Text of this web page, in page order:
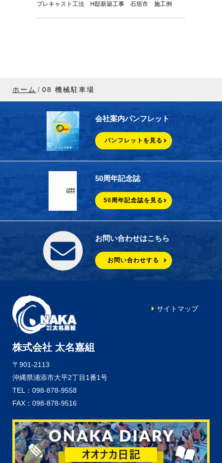
プレキャスト工法 H邸新築工事 石垣市 施工例
ホーム 08 機械駐車場
会社案内パンフレット
パンフレットを見る
50周年記念誌
50周年記念誌を見る
お問い合わせはこちら
お問い合わせする
株式会社 太名嘉組
〒901-2113
沖縄県浦添市大平2丁目1番1号
TEL：098-878-9558
FAX：098-878-9516
サイトマップ